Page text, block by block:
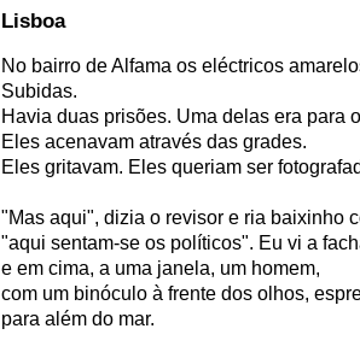
Lisboa
No bairro de Alfama os eléctricos
Subidas.
Havia duas prisões. Uma delas era para
Eles acenavam através das grades.
Eles gritavam. Eles queriam ser
"Mas aqui", dizia o revisor e ria baixinho
"aqui sentam-se os políticos". Eu vi a
e em cima, a uma janela, um homem,
com um binóculo à frente dos olhos,
para além do mar.